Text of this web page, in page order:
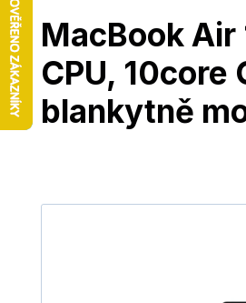
MacBook
CPU, 10core
blankytně